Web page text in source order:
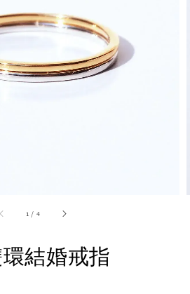
1 / 4
結婚戒指